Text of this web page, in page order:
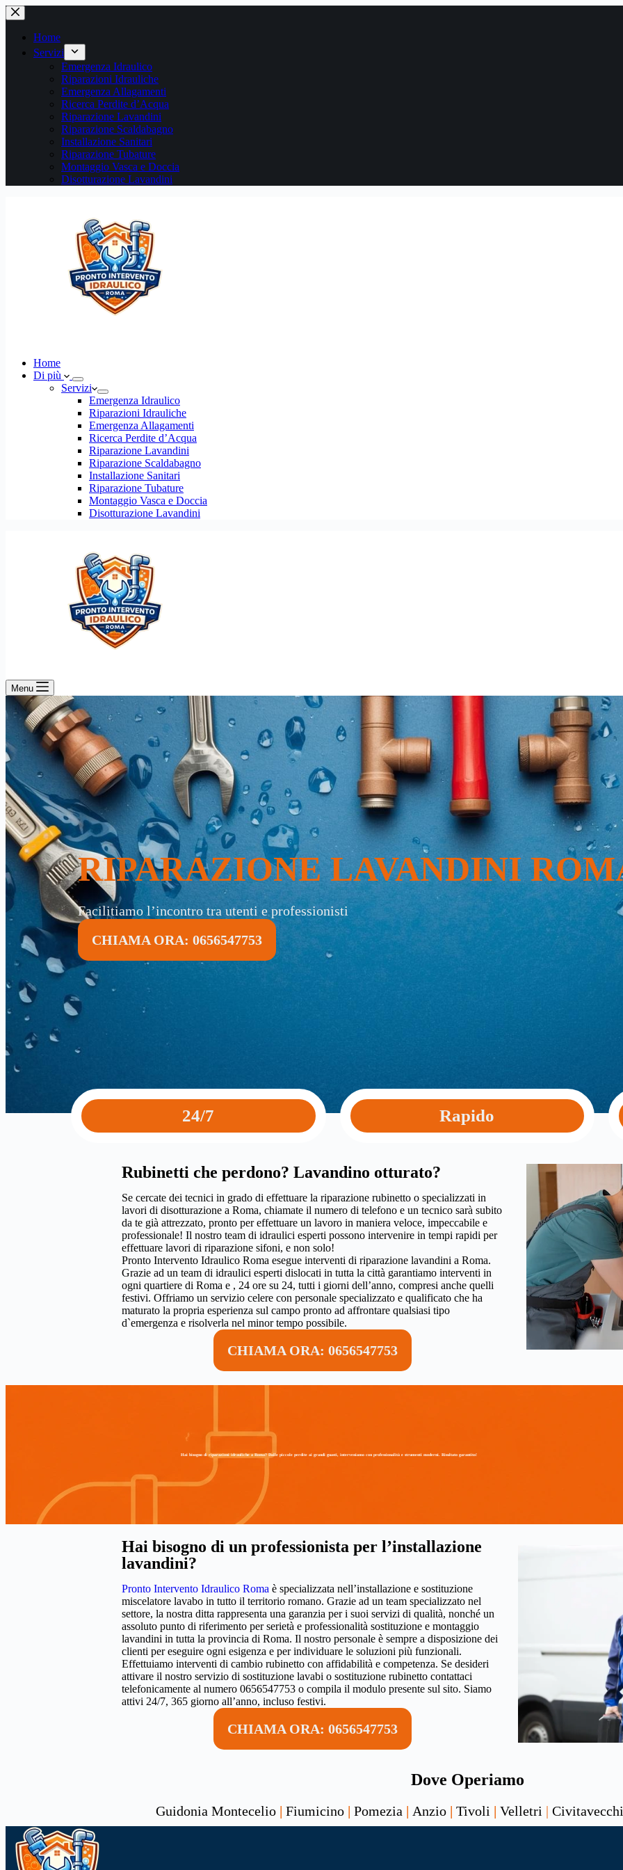
Home
Servizi
Emergenza Idraulico
Riparazioni Idrauliche
Emergenza Allagamenti
Ricerca Perdite d’Acqua
Riparazione Lavandini
Riparazione Scaldabagno
Installazione Sanitari
Riparazione Tubature
Montaggio Vasca e Doccia
Disotturazione Lavandini
Home
Di più
Servizi
Emergenza Idraulico
Riparazioni Idrauliche
Emergenza Allagamenti
Ricerca Perdite d’Acqua
Riparazione Lavandini
Riparazione Scaldabagno
Installazione Sanitari
Riparazione Tubature
Montaggio Vasca e Doccia
Disotturazione Lavandini
Menu
RIPARAZIONE LAVANDINI
Facilitiamo l’incontro tra utenti e professionisti
CHIAMA ORA: 0656547753
24/7 Rapido
Rubinetti che perdono? Lavandino otturato?
Se cercate dei tecnici in grado di effettuare la riparazione rubinetto o specializzati in
lavori di disotturazione a Roma, chiamate il numero di telefono e un tecnico sarà subito
da te già attrezzato, pronto per effettuare un lavoro in maniera veloce, impeccabile e
professionale! Il nostro team di idraulici esperti possono intervenire in tempi rapidi per
effettuare lavori di riparazione sifoni, e non solo!
Pronto Intervento Idraulico Roma esegue interventi di riparazione lavandini a Roma.
Grazie ad un team di idraulici esperti dislocati in tutta la città garantiamo interventi in
ogni quartiere di Roma e , 24 ore su 24, tutti i giorni dell’anno, compresi anche quelli
festivi. Offriamo un servizio celere con personale specializzato e qualificato che ha
maturato la propria esperienza sul campo pronto ad affrontare qualsiasi tipo
d`emergenza e risolverla nel minor tempo possibile.
CHIAMA ORA: 0656547753
Hai bisogno di riparazioni idrauliche a Roma? Dalle piccole perdite ai grandi guasti, interveniamo con professionalità e strumenti moderni. Risultato garantito!
Hai bisogno di un professionista per l’installazione
lavandini?
Pronto Intervento Idraulico Roma è specializzata nell’installazione e sostituzione
miscelatore lavabo in tutto il territorio romano. Grazie ad un team specializzato nel
settore, la nostra ditta rappresenta una garanzia per i suoi servizi di qualità, nonché un
assoluto punto di riferimento per serietà e professionalità sostituzione e montaggio
lavandini in tutta la provincia di Roma. Il nostro personale è sempre a disposizione dei
clienti per eseguire ogni esigenza e per individuare le soluzioni più funzionali.
Effettuiamo interventi di cambio rubinetto con affidabilità e competenza. Se desideri
attivare il nostro servizio di sostituzione lavabi o sostituzione rubinetto contattaci
telefonicamente al numero 0656547753 o compila il modulo presente sul sito. Siamo
attivi 24/7, 365 giorno all’anno, incluso festivi.
CHIAMA ORA: 0656547753
Dove Operiamo
Guidonia Montecelio | Fiumicino | Pomezia | Anzio | Tivoli | Velletri |